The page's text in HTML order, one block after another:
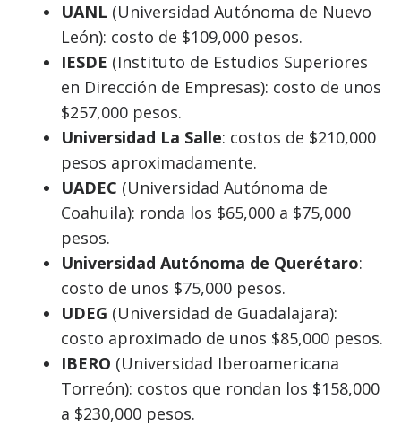
UANL (Universidad Autónoma de Nuevo
León): costo de $109,000 pesos.
IESDE (Instituto de Estudios Superiores
en Dirección de Empresas): costo de unos
$257,000 pesos.
Universidad La Salle: costos de $210,000
pesos aproximadamente.
UADEC (Universidad Autónoma de
Coahuila): ronda los $65,000 a $75,000
pesos.
Universidad Autónoma de Querétaro:
costo de unos $75,000 pesos.
UDEG (Universidad de Guadalajara):
costo aproximado de unos $85,000 pesos.
IBERO (Universidad Iberoamericana
Torreón): costos que rondan los $158,000
a $230,000 pesos.